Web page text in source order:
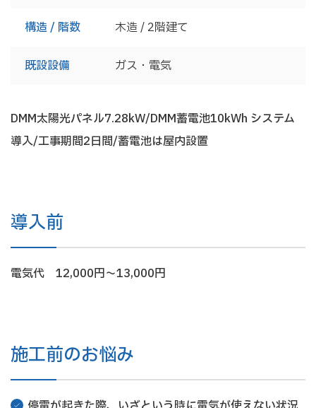
構造 / 階数 木造 / 2階建て
既設設備 ガス・電気
DMM太陽光パネル7.28kW/DMM蓄電池10kWh システム
導入/工事期間2日間/蓄電池は屋内設置
導入前
電気代 12,000円～13,000円
施工前のお悩み